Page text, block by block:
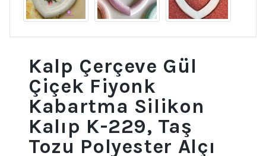
Kalp Çerçeve Gül
Çiçek Fiyonk
Kabartma Silikon
Kalıp K-229, Taş
Tozu Polyester Alçı